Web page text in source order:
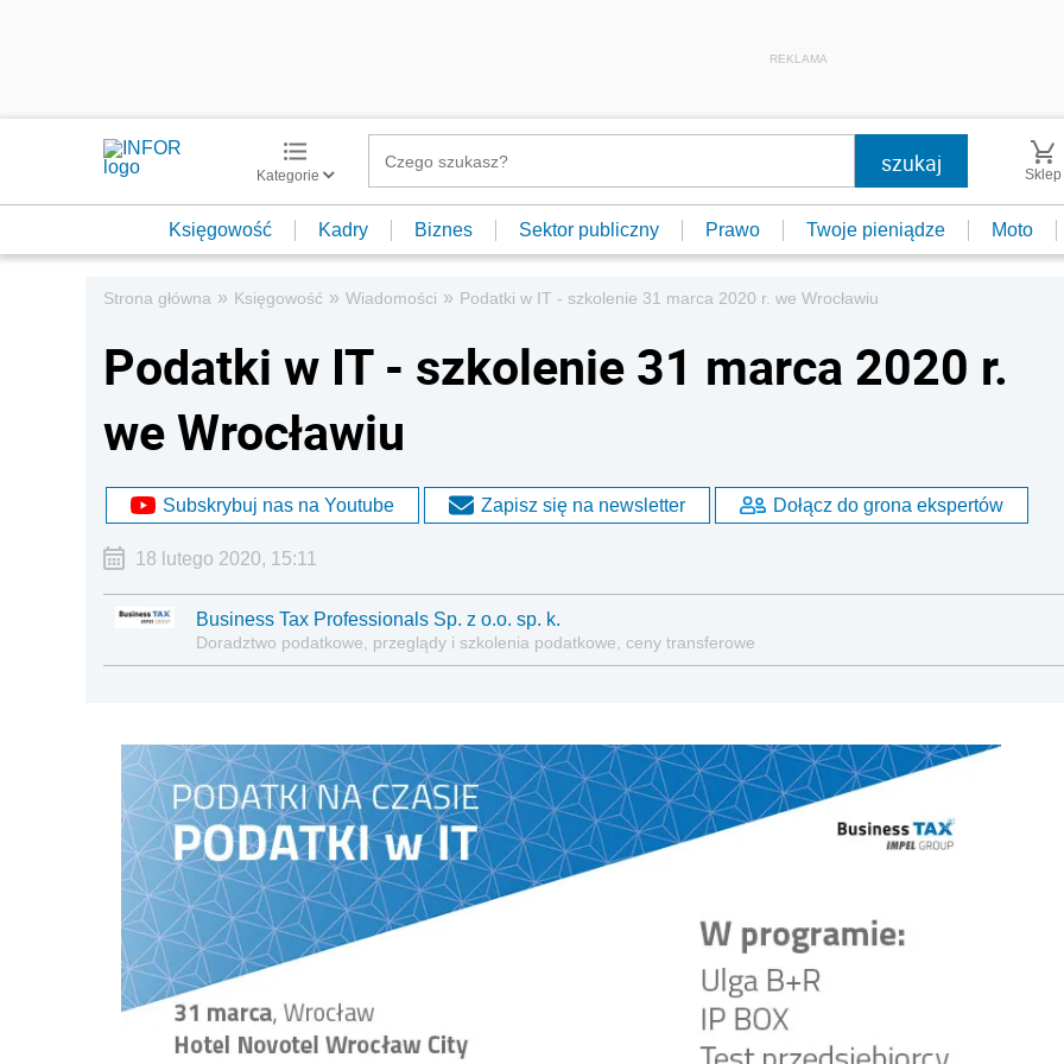
REKLAMA
Kategorie Sklep
Księgowość Kadry Biznes Sektor publiczny Prawo Twoje pieniądze Moto
Strona główna » Księgowość » Wiadomości » Podatki w IT - szkolenie 31 marca 2020 r. we Wrocławiu
Podatki w IT - szkolenie 31 marca 2020 r.
we Wrocławiu
Subskrybuj nas na Youtube Zapisz się na newsletter Dołącz do grona ekspertów
18 lutego 2020, 15:11
Business Tax Professionals Sp. z o.o. sp. k.
Doradztwo podatkowe, przeglądy i szkolenia podatkowe, ceny transferowe